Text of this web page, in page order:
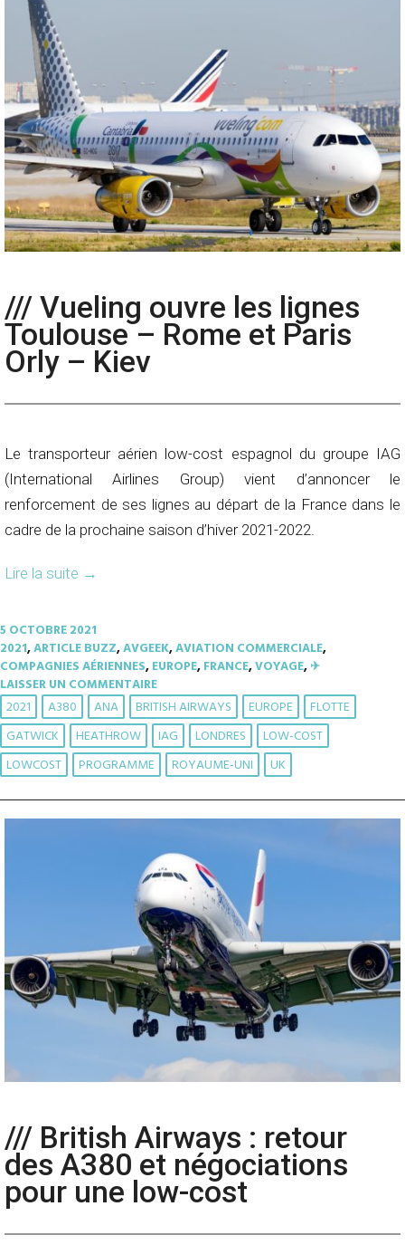
/// Vueling ouvre les lignes
Toulouse – Rome et Paris
Orly – Kiev
Le transporteur aérien low-cost espagnol du groupe IAG
(International Airlines Group) vient d’annoncer le
renforcement de ses lignes au départ de la France dans le
cadre de la prochaine saison d’hiver 2021-2022.
Lire la suite →
5 OCTOBRE 2021
2021,ARTICLE BUZZ,AVGEEK,AVIATION COMMERCIALE,
COMPAGNIES AÉRIENNES,EUROPE,FRANCE,VOYAGE,✈︎
LAISSER UN COMMENTAIRE
2021 A380 ANA BRITISH AIRWAYS EUROPE
FLOTTE
GATWICK
HEATHROW IAG LONDRES
LOW-COST
LOWCOST
PROGRAMME ROYAUME-UNI UK
/// British Airways : retour
des A380 et négociations
pour une low-cost